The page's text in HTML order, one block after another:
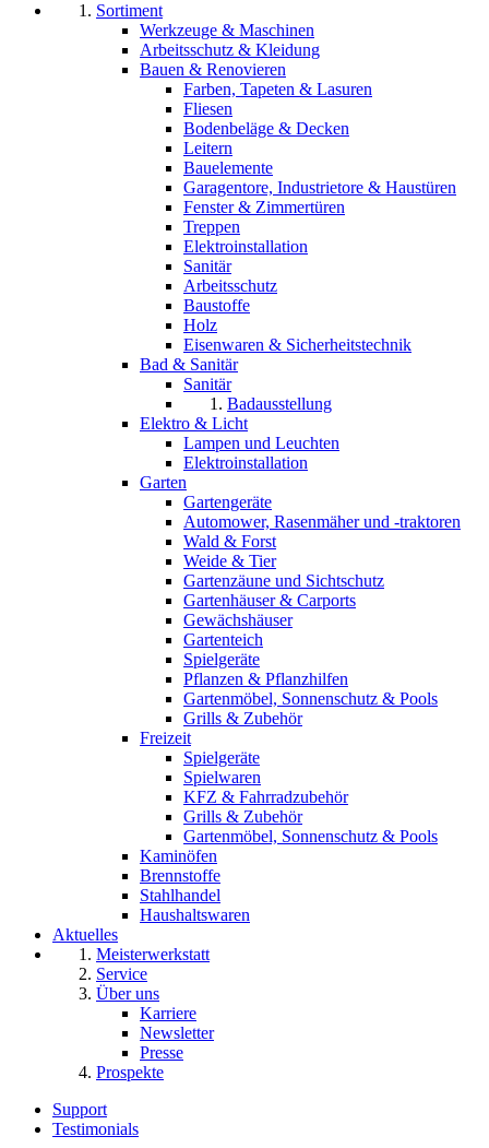
Sortiment
Werkzeuge & Maschinen
Arbeitsschutz & Kleidung
Bauen & Renovieren
Farben, Tapeten & Lasuren
Fliesen
Bodenbeläge & Decken
Leitern
Bauelemente
Garagentore, Industrietore & Haustüren
Fenster & Zimmertüren
Treppen
Elektroinstallation
Sanitär
Arbeitsschutz
Baustoffe
Holz
Eisenwaren & Sicherheitstechnik
Bad & Sanitär
Sanitär
Badausstellung
Elektro & Licht
Lampen und Leuchten
Elektroinstallation
Garten
Gartengeräte
Automower, Rasenmäher und -traktoren
Wald & Forst
Weide & Tier
Gartenzäune und Sichtschutz
Gartenhäuser & Carports
Gewächshäuser
Gartenteich
Spielgeräte
Pflanzen & Pflanzhilfen
Gartenmöbel, Sonnenschutz & Pools
Grills & Zubehör
Freizeit
Spielgeräte
Spielwaren
KFZ & Fahrradzubehör
Grills & Zubehör
Gartenmöbel, Sonnenschutz & Pools
Kaminöfen
Brennstoffe
Stahlhandel
Haushaltswaren
Aktuelles
Meisterwerkstatt
Service
Über uns
Karriere
Newsletter
Presse
Prospekte
Support
Testimonials